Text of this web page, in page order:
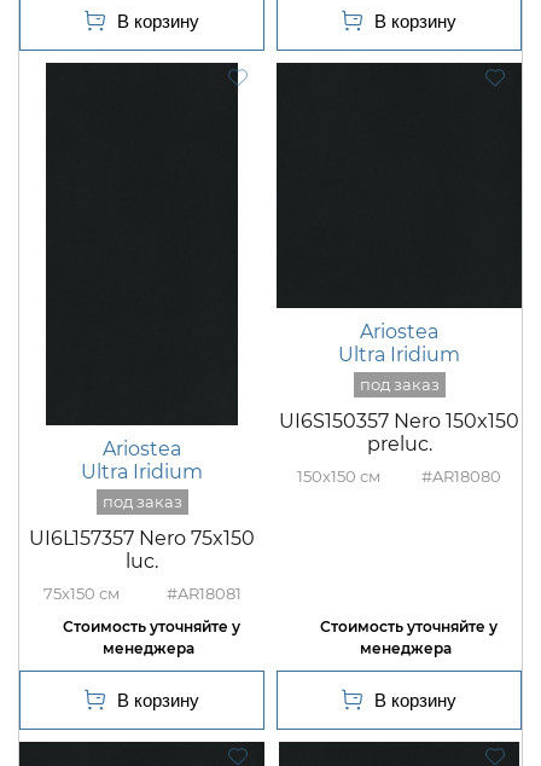
Ariostea
Ultra Iridium
UI6L157357 Nero 75x150
luc.
75x150 #AR18081
Ariostea
Ultra Iridium
UI6S150357 Nero 150x150
preluc.
150x150 #AR18080